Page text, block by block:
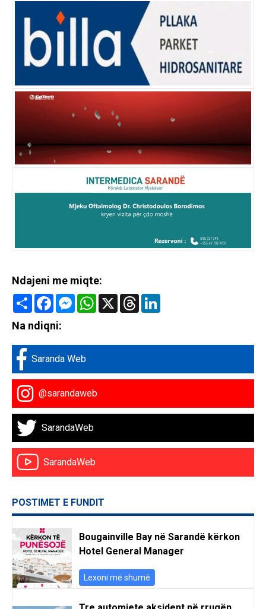
Ndajeni me miqte:
Share FacebookMessenger
WhatsApp
X Threads
Na ndiqni:
Saranda Web
@sarandaweb
SarandaWeb
SarandaWeb
POSTIMET E FUNDIT
Bougainville Bay në Sarandë kërkon
Hotel General Manager
Lexoni më shumë